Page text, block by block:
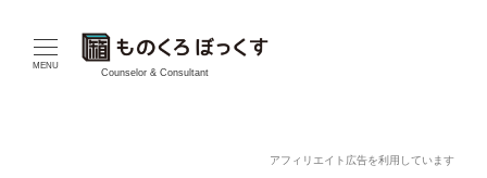
MENU
Counselor & Consultant
アフィリエイト広告を利用しています